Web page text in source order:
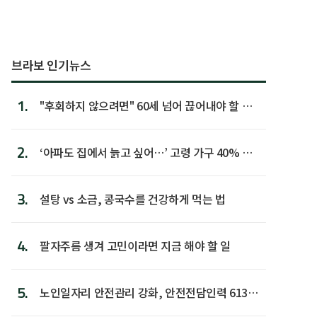
브라보 인기뉴스
1.
"후회하지 않으려면" 60세 넘어 끊어내야 할 사
2.
‘아파도 집에서 늙고 싶어…’ 고령 가구 40% 노
3. 설탕 vs 소금, 콩국수를 건강하게 먹는 법
4. 팔자주름 생겨 고민이라면 지금 해야 할 일
5.
노인일자리 안전관리 강화, 안전전담인력 613명